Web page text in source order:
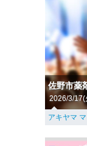
佐野市薬
2026/3/17(
アキヤマ マ